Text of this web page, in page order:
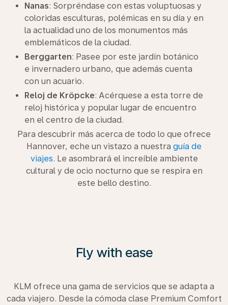
Nanas: Sorpréndase con estas voluptuosas y
coloridas esculturas, polémicas en su día y en
la actualidad uno de los monumentos más
emblemáticos de la ciudad.
Berggarten: Pasee por este jardín botánico
e invernadero urbano, que además cuenta
con un acuario.
Reloj de Kröpcke: Acérquese a esta torre de
reloj histórica y popular lugar de encuentro
en el centro de la ciudad.
Para descubrir más acerca de todo lo que ofrece
Hannover, eche un vistazo a nuestra guía de
viajes. Le asombrará el increíble ambiente
cultural y de ocio nocturno que se respira en
este bello destino.
Fly with ease
KLM ofrece una gama de servicios que se adapta a
cada viajero. Desde la cómoda clase Premium Comfort